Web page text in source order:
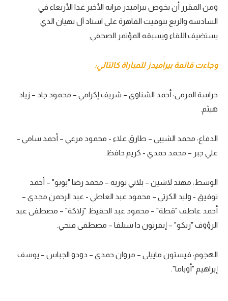
ومن المقرر أن يخوض بيراميدز مرانه الأخير غدا الأربعاء في
السادسة والربع بتوقيت القاهرة على استاد آل نهيان الذي
يستضيف اللقاء ويسبقه المؤتمر الصحفي.
وجاءت قائمة بيراميدز للمباراة كالتالي:
حراسة المرمى: أحمد الشناوي – شريف إكرامي – محمود جاد – زياد
هيثم.
الدفاع: محمد الشيبي – طارق علاء - محمود مرعي – أحمد سامي –
علي جبر – محمد حمدي - كريم حافظ.
الوسط: مهند لاشين – بلاتي توريه – محمد رضا "بوبو" – أحمد
توفيق - وليد الكرتي – محمود عبد العاطي - عبد الرحمن مجدي –
أحمد عاطف "قطة" – محمود عبد الحفيظ "زلاكة" – مصطفى عبد
الرؤوف "زيكو" – إيفرتون دا سيلفا – مصطفى فتحي.
الهجوم: فيستون ماييلي – مروان حمدي – دودو الجباس – يوسف
إبراهيم "أوباما".